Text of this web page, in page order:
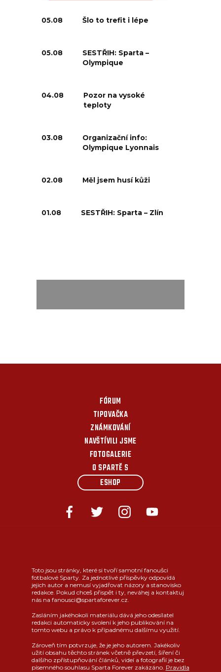
05.08 Šlo to trefit i lépe
05.08
SESTŘIH: Sparta –
Olympique
04.08
Pozor na vysoké
teploty
03.08
Organizační info:
Olympique Lyonnais
02.08 Měl jsem husí kůži
01.08 SESTŘIH: Sparta – Zlín
FÓRUM
TIPOVAČKA
ZNÁMKOVÁNÍ
NAVŠTÍVILI JSME
FOTOGALERIE
O SPARTĚ S
ESHOP
Toto jsou stránky, které si tvoří samotní fanoušci
fotbalové Sparty. Za jednotlivé příspěvky odpovídá
jejich autor a nemusí vyjadřovat názory a stanovisko
redakce. Pokud chceš přispět i ty, neváhej a kontaktuj
nás na fanousci@spartaforever.cz.
Zasláním jakéhokoli materiálu dává jeho odesílatel
redakci automaticky svolení k jeho publikování na
tomto webu a právo k případnému dalšímu využití.
Zároveň tím potvrzuje, že je jeho autorem. Jakékoliv
užití obsahu těchto stránek včetně převzetí, šíření či
dalšího zpřístupňování článků, videí a fotografií je bez
písemného souhlasu Sparta Forever zakázáno. Pravidla